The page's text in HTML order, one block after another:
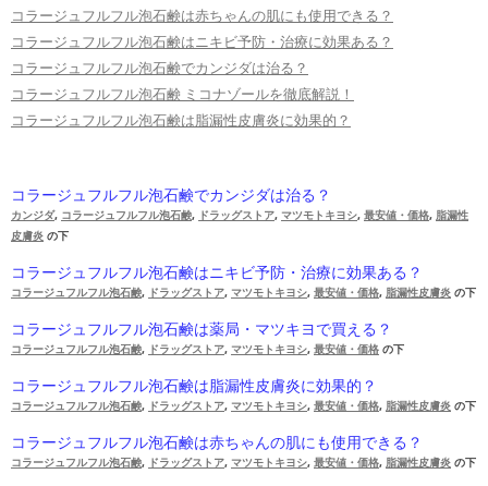
コラージュフルフル泡石鹸は赤ちゃんの肌にも使用できる？
コラージュフルフル泡石鹸はニキビ予防・治療に効果ある？
コラージュフルフル泡石鹸でカンジダは治る？
コラージュフルフル泡石鹸 ミコナゾールを徹底解説！
コラージュフルフル泡石鹸は脂漏性皮膚炎に効果的？
コラージュフルフル泡石鹸でカンジダは治る？
カンジダ, コラージュフルフル泡石鹸, ドラッグストア, マツモトキヨシ, 最安値・価格, 脂漏性
皮膚炎 の下
コラージュフルフル泡石鹸はニキビ予防・治療に効果ある？
コラージュフルフル泡石鹸, ドラッグストア, マツモトキヨシ, 最安値・価格, 脂漏性皮膚炎 の下
コラージュフルフル泡石鹸は薬局・マツキヨで買える？
コラージュフルフル泡石鹸, ドラッグストア, マツモトキヨシ, 最安値・価格 の下
コラージュフルフル泡石鹸は脂漏性皮膚炎に効果的？
コラージュフルフル泡石鹸, ドラッグストア, マツモトキヨシ, 最安値・価格, 脂漏性皮膚炎 の下
コラージュフルフル泡石鹸は赤ちゃんの肌にも使用できる？
コラージュフルフル泡石鹸, ドラッグストア, マツモトキヨシ, 最安値・価格, 脂漏性皮膚炎 の下